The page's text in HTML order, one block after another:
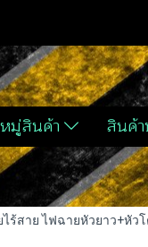
มู่สินค้า สินค้
ร้สาย ไฟฉายหัวยาว+หัวโ